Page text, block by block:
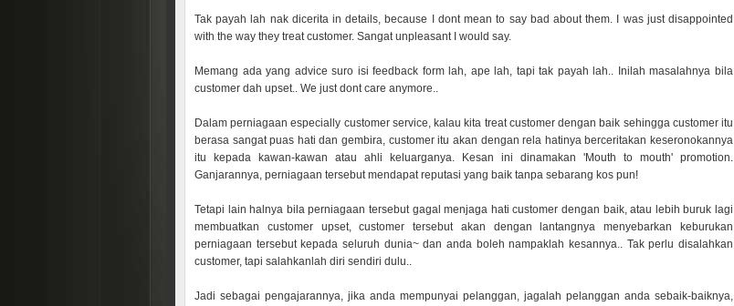
Tak payah lah nak dicerita in details, because I dont mean to say bad about them. I was just disappointed
with the way they treat customer. Sangat unpleasant I would say.
Memang ada yang advice suro isi feedback form lah, ape lah, tapi tak payah lah.. Inilah masalahnya bila
customer dah upset.. We just dont care anymore..
Dalam perniagaan especially customer service, kalau kita treat customer dengan baik sehingga customer itu
berasa sangat puas hati dan gembira, customer itu akan dengan rela hatinya berceritakan keseronokannya
itu kepada kawan-kawan atau ahli keluarganya. Kesan ini dinamakan 'Mouth to mouth' promotion.
Ganjarannya, perniagaan tersebut mendapat reputasi yang baik tanpa sebarang kos pun!
Tetapi lain halnya bila perniagaan tersebut gagal menjaga hati customer dengan baik, atau lebih buruk lagi
membuatkan customer upset, customer tersebut akan dengan lantangnya menyebarkan keburukan
perniagaan tersebut kepada seluruh dunia~ dan anda boleh nampaklah kesannya.. Tak perlu disalahkan
customer, tapi salahkanlah diri sendiri dulu..
Jadi sebagai pengajarannya, jika anda mempunyai pelanggan, jagalah pelanggan anda sebaik-baiknya,